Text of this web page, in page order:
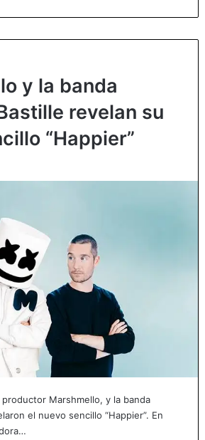
y la banda
revelan su
“Happier”
Marshmello, y la banda
el nuevo sencillo “Happier”. En